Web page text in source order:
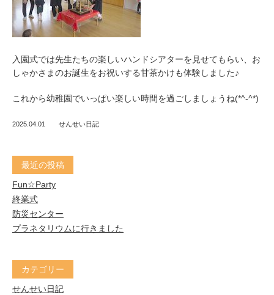
入園式では先生たちの楽しいハンドシアターを見せてもらい、お
しゃかさまのお誕生をお祝いする甘茶かけも体験しました♪
これから幼稚園でいっぱい楽しい時間を過ごしましょうね(*^-^*)
2025.04.01 せんせい日記
最近の投稿
Fun☆Party
終業式
防災センター
プラネタリウムに行きました
カテゴリー
せんせい日記